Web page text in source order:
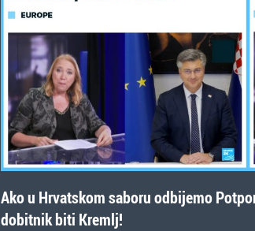
Ako u Hrvatskom saboru odbijemo
dobitnik biti Kremlj!